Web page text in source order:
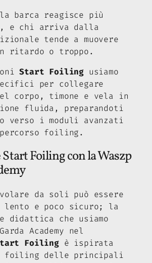
barca reagisce più
e chi arriva dalla
tende a muovere
ritardo o troppo.
Start Foilingusiamo
per collegare
corpo, timone e vela in
fluida, preparandoti
verso i moduli avanzati
foiling.
Start Foiling con la Waszp
da soli può essere
e poco sicuro; la
didattica che usiamo
Academy nel
Foilingè ispirata
foiling delle principali